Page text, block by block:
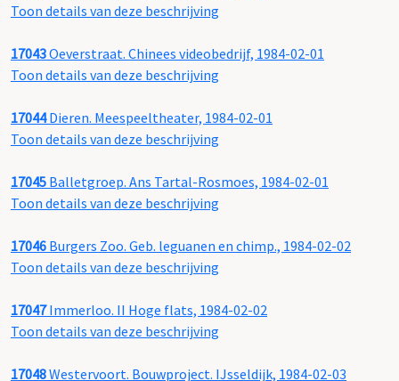
Toon details van deze beschrijving
17043Oeverstraat. Chinees videobedrijf, 1984-02-01
Toon details van deze beschrijving
17044Dieren. Meespeeltheater, 1984-02-01
Toon details van deze beschrijving
17045 Balletgroep. Ans Tartal-Rosmoes, 1984-02-01
Toon details van deze beschrijving
17046 Burgers Zoo. Geb. leguanen en chimp., 1984-02-02
Toon details van deze beschrijving
17047Immerloo. II Hoge flats, 1984-02-02
Toon details van deze beschrijving
17048Westervoort. Bouwproject. IJsseldijk, 1984-02-03